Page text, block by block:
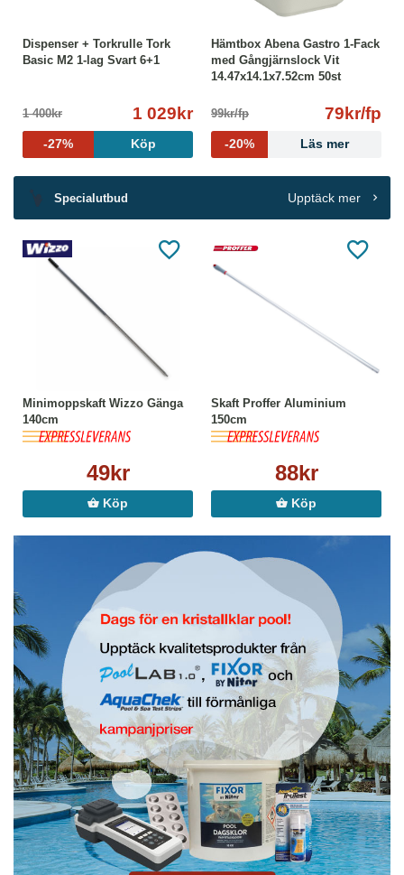
Dispenser + Torkrulle Tork
Basic M2 1-lag Svart 6+1
1 400kr 1 029kr
-27% Köp
Hämtbox Abena Gastro 1-Fack
med Gångjärnslock Vit
14.47x14.1x7.52cm 50st
99kr/fp 79kr/fp
-20% Läs mer
Specialutbud Upptäck mer
Minimoppskaft Wizzo Gänga
140cm
49kr
Köp
Skaft Proffer Aluminium
150cm
88kr
Köp